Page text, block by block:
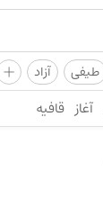
طیفی آزاد +
آغاز قافیه